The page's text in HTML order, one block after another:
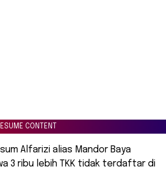
CONTENT
Alfarizi alias Mandor Baya
3 ribu lebih TKK tidak terdaftar di